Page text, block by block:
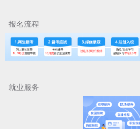
报名流程
就业服务